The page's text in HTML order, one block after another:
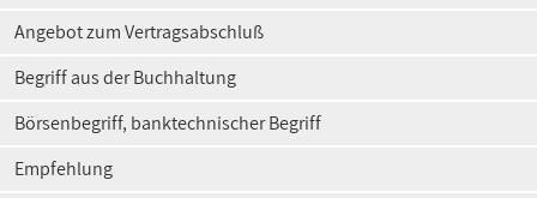
Angebot zum Vertragsabschluß
Begriff aus der Buchhaltung
Börsenbegriff, banktechnischer Begriff
Empfehlung